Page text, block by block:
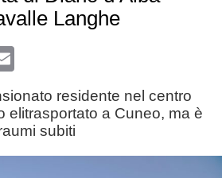
Langhe
Email
residente nel centro
elitrasportato a Cuneo, ma è
subiti